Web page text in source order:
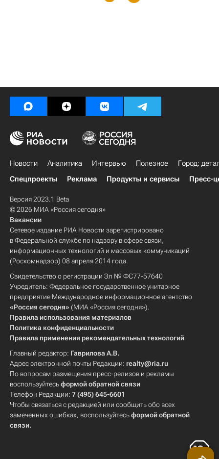
Новости Аналитика Интервью Полезное
Город:
Спецпроекты
Реклама Продукты и сервисы Пресс-
Версия 2023.1 Beta
© 2026 МИА «Россия сегодня»
Вакансии
Сетевое издание РИА Новости зарегистрировано
в Федеральной службе по надзору в сфере связи,
информационных технологий и массовых коммуникаций
(Роскомнадзор) 08 апреля 2014 года.
Свидетельство о регистрации Эл № ФС77-57640
Учредитель: Федеральное государственное унитарное
предприятие Международное информационное агентство
«Россия сегодня» (МИА «Россия сегодня»).
Правила использования материалов
Политика конфиденциальности
Правила применения рекомендательных технологий
Главный редактор: Гаврилова А.В.
Адрес электронной почты Редакции: realty@ria.ru
По вопросам размещения пресс-релизов и рекламы
воспользуйтесьформой обратной связи
Телефон Редакции: 7 (495) 645-6601
Чтобы связаться с редакцией или сообщить обо всех
замеченных ошибках, воспользуйтесьформой обратной
связи.